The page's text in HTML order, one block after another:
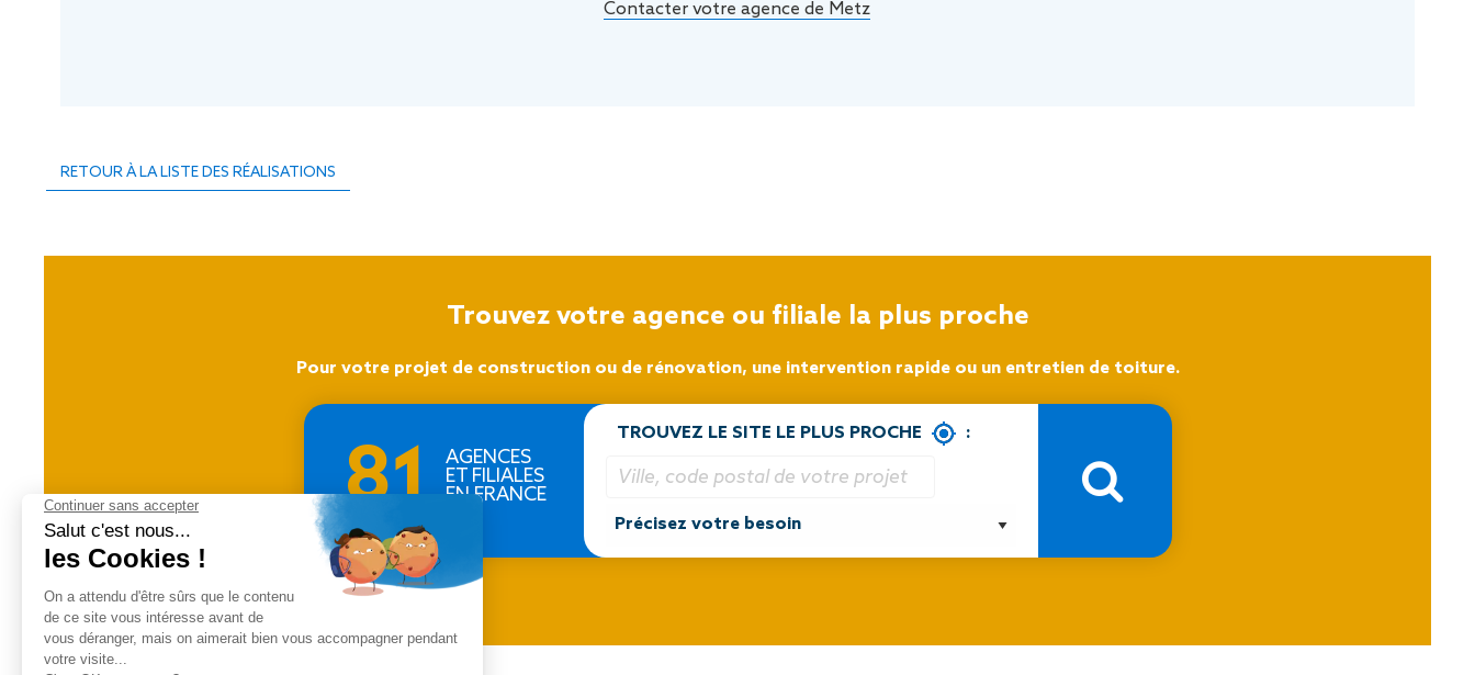
Contacter votre agence de Metz
RETOUR À LA LISTE DES RÉALISATIONS
Trouvez votre agence ou filiale la plus proche
Pour votre projet de construction ou de rénovation, une intervention rapide ou un entretien de toiture.
81
AGENCES
ET FILIALES
EN FRANCE
TROUVEZ LE SITE LE PLUS PROCHE :